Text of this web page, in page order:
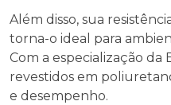
Além disso, sua
torna-o ideal para
Com a especialização da
revestidos em
e desempenho.